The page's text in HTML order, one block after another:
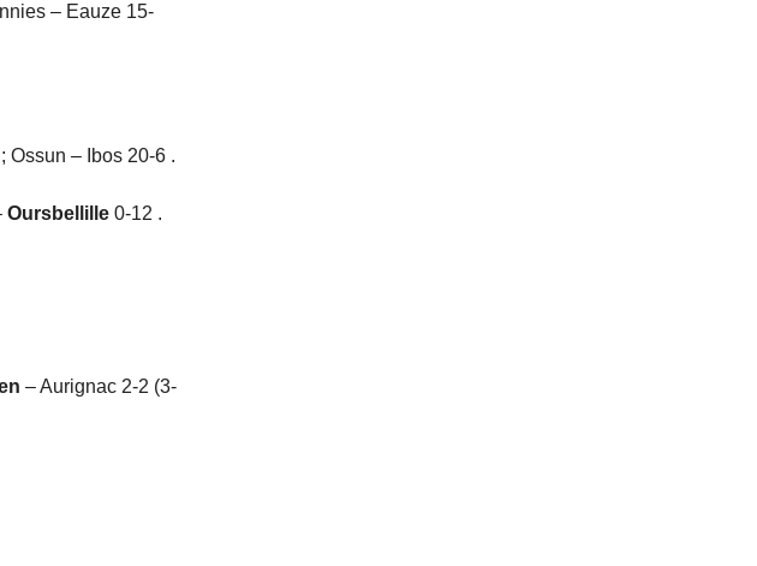
– Eauze 15-
Ossun – Ibos 20-6 .
Oursbellille 0-12 .
– Aurignac 2-2 (3-